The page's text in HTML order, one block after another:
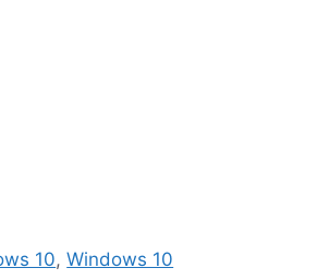
10,Windows 10